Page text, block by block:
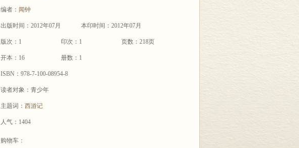
编者： 闻钟
出版时间：2012年07月 本印时间：2012年07月
版次：1 印次：1 页数：218页
开本：16 册数：1
ISBN：978-7-100-08954-8
读者对象：青少年
主题词： 西游记
人气：1404
购物车：